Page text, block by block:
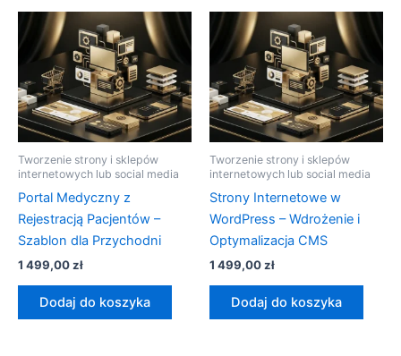
Tworzenie strony i sklepów
internetowych lub social media
Portal Medyczny z
Rejestracją Pacjentów –
Szablon dla Przychodni
1 499,00zł
Dodaj do koszyka
Tworzenie strony i sklepów
internetowych lub social media
Strony Internetowe w
WordPress – Wdrożenie i
Optymalizacja CMS
1 499,00zł
Dodaj do koszyka